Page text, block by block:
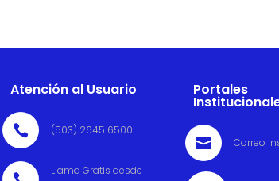
Atención al Usuario
 (503) 2645 6500
Llama Gratis desde
Portales
 Correo